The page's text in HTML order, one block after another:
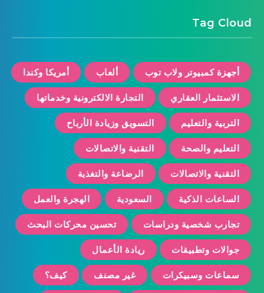
Tag Cloud
أجهزة كمبيوتر ولاب توب ألعاب أمريكا وكندا
الاستثمار العقاري التجارة الالكترونية وخدماتها
التربية والتعليم التسويق وزيادة الأرباح
التعليم والصحة التقنية والاتصالات
التقنية والاتصالات الرضاعة والتغذية
الساعات الذكية السعودية الهجرة والعمل
تجارب شخصية ودراسات تحسين محركات البحث
جوالات وتطبيقات ريادة الأعمال
سماعات وسبيكرات غير مصنف كيف؟